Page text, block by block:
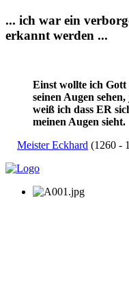
... ich war ein
erkannt werden ...
Einst wollte ich Gott
seinen Augen
weiß ich dass ER
meinen Augen sieht.
Meister Eckhard (1260 -